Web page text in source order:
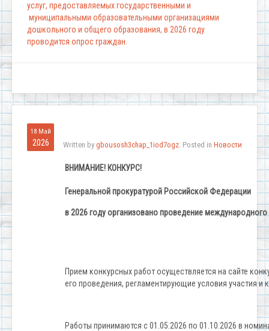
услуг, предоставляемых государственными и
муниципальными образовательными организациями
дошкольного и общего образования, в 2026 году
проводится опрос граждан.
18 Май
2026 Written by gbousosh3chap_1iod7ogz. Posted in Новости
ВНИМАНИЕ! КОНКУРС!
Генеральной прокуратурой Российской Федерации
в 2026 году организовано проведение
Прием конкурсных работ осуществляется на сайте
его проведения, регламентирующие условия участия и
Работы принимаются с 01.05.2026 по 01.10.2026 в